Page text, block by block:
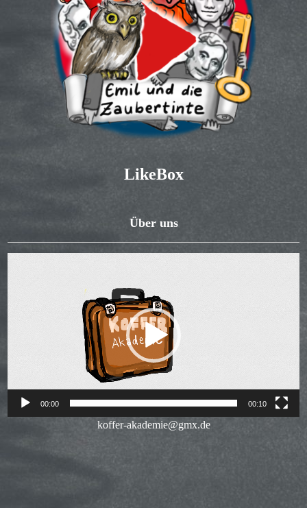
LikeBox
Über uns
00:00 00:10
koffer-akademie@gmx.de